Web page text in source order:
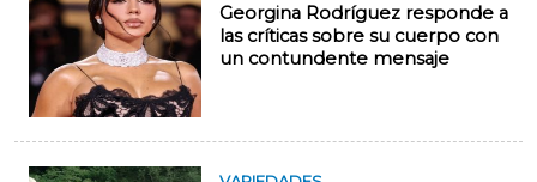
Georgina Rodríguez responde a
las críticas sobre su cuerpo con
un contundente mensaje